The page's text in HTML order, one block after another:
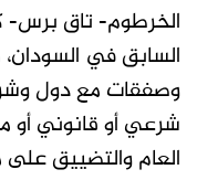
الخرطوم- تاق
السابق في
وصفقات مع دول
شرعي أو قانوني
العام والتضييق